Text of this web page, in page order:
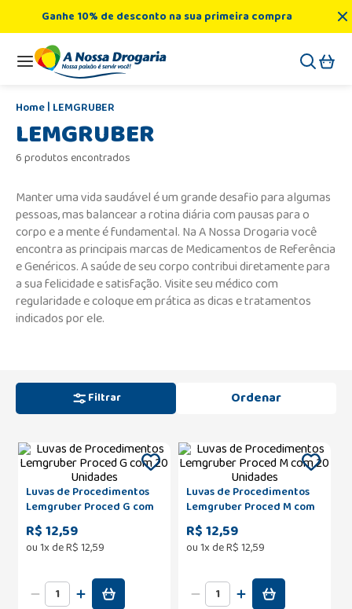
Ganhe 10% de desconto na sua primeira compra
LEMGRUBER
LEMGRUBER
6 produtos encontrados
Manter uma vida saudável é um grande desafio para algumas
pessoas, mas balancear a rotina diária com pausas para o
corpo e a mente é fundamental. Na A Nossa Drogaria você
encontra as principais marcas de Medicamentos de Referência
e Genéricos. A saúde de seu corpo contribui diretamente para
a sua felicidade e satisfação. Visite seu médico com
regularidade e coloque em prática as dicas e tratamentos
indicados por ele.
Filtrar
Luvas de Procedimentos
Lemgruber Proced G com
20 Unidades
R$ 12,59
ou1x deR$12,59
Luvas de Procedimentos
Lemgruber Proced M com
20 Unidades
R$ 12,59
ou1x deR$12,59